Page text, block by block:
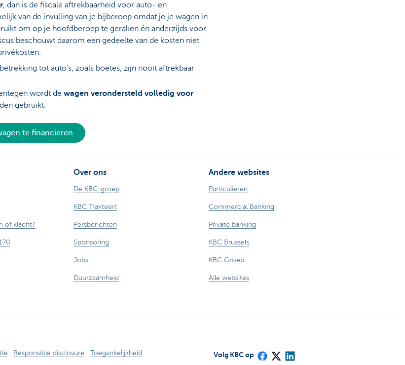
, dan is de fiscale aftrekbaarheid voor auto- en
van de invulling van je bijberoep omdat je je wagen in
om op je hoofdberoep te geraken én anderzijds voor
beschouwt daarom een gedeelte van de kosten niet
tot auto’s, zoals boetes, zijn nooit aftrekbaar
wordt de wagen verondersteld volledig voor
gebruikt.
te financieren
of klacht?
Over ons
De KBC-groep
KBC Trakteert
Persberichten
Sponsoring
Jobs
Duurzaamheid
Andere websites
Particulieren
Commercial Banking
Private banking
KBC Brussels
KBC Groep
Alle websites
Responsible disclosure Toegankelijkheid Volg KBC op